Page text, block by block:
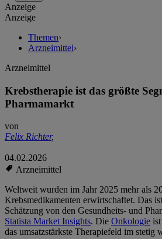
Anzeige
Anzeige
Themen›
Arzneimittel›
Arzneimittel
Krebstherapie ist das größte
Pharmamarkt
von
Felix Richter,
04.02.2026
Arzneimittel
Weltweit wurden im Jahr 2025 mehr als
Krebsmedikamenten erwirtschaftet. Das
Schätzung von den Gesundheits- und
Statista Market Insights. Die Onkologie
das umsatzstärkste Therapiefeld im stetig